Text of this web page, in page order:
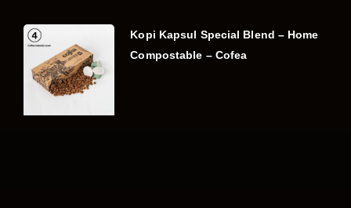
Kopi Kapsul Special Blend – Home
Compostable – Cofea